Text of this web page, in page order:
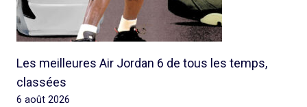
Les meilleures Air Jordan 6 de tous les temps,
classées
6 août 2026